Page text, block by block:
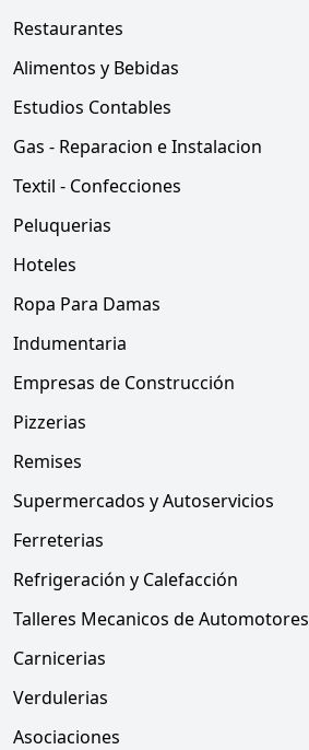
Restaurantes
Alimentos y Bebidas
Estudios Contables
Gas - Reparacion e Instalacion
Textil - Confecciones
Peluquerias
Hoteles
Ropa Para Damas
Indumentaria
Empresas de Construcción
Pizzerias
Remises
Supermercados y Autoservicios
Ferreterias
Refrigeración y Calefacción
Talleres Mecanicos de Automotores
Carnicerias
Verdulerias
Asociaciones